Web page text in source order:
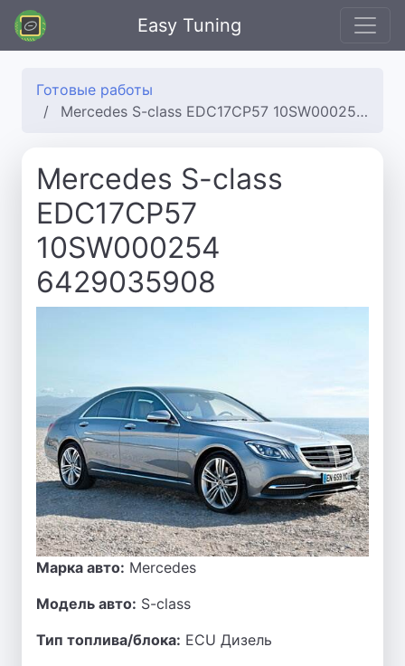
Easy Tuning
Готовые работы
Mercedes S-class EDC17CP57 10SW000254 6429035908
Mercedes S-class
EDC17CP57
10SW000254
6429035908
Марка авто: Mercedes
Модель авто: S-class
Тип топлива/блока: ECU Дизель